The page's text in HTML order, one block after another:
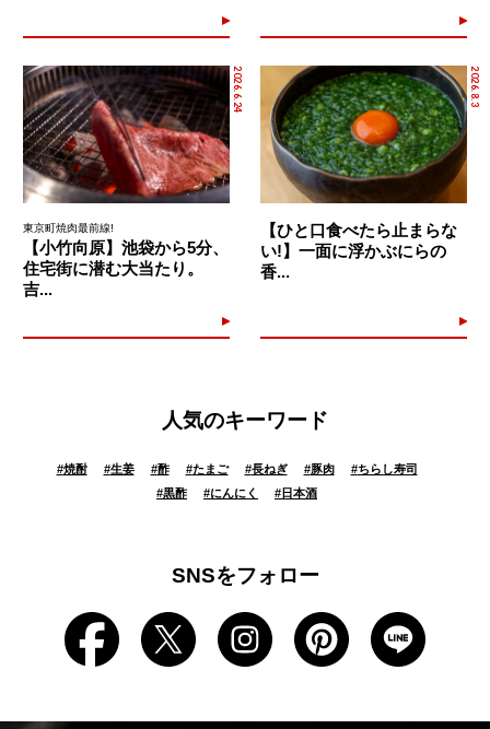
2026.6.24
東京町焼肉最前線!
【小竹向原】池袋から5分、
住宅街に潜む大当たり。
吉...
2026.8.3
【ひと口食べたら止まらな
い!】一面に浮かぶにらの
香...
人気のキーワード
#焼酎 #生姜 #酢 #たまご #長ねぎ #豚肉 #ちらし寿司
#黒酢 #にんにく # 日本酒
SNSをフォロー